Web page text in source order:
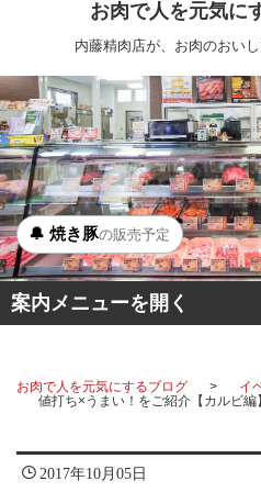
お肉で人を元気に
内藤精肉店が、お肉のおい
案内メニューを開く
ステーキ
ホルモン
🔔 焼き豚の販売予定
お肉で人を元気にするブログ
イ
値打ち×うまい！をご紹介【カルビ編】
2017年10月05日